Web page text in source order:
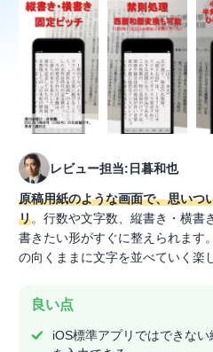
レビュー担当:日暮和也
原稿用紙のような画面で、思いつ
リ。行数や文字数、縦書き・横書
書きたい形がすぐに整えられます
の向くままに文字を並べていく楽
良い点
iOS標準アプリではできな